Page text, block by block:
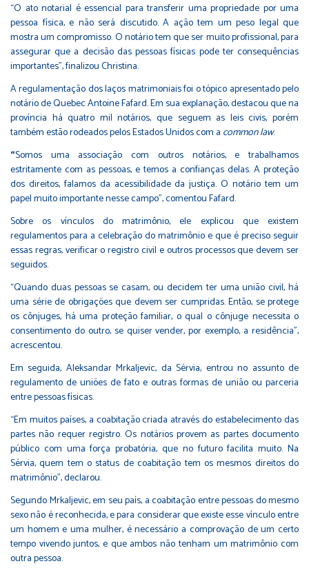
“O ato notarial é essencial para transferir uma propriedade por uma
pessoa física, e não será discutido. A ação tem um peso legal que
mostra um compromisso. O notário tem que ser muito profissional, para
assegurar que a decisão das pessoas físicas pode ter consequências
importantes”, finalizou Christina.
A regulamentação dos laços matrimoniais foi o tópico apresentado pelo
notário de Quebec Antoine Fafard. Em sua explanação, destacou que na
província há quatro mil notários, que seguem as leis civis, porém
também estão rodeados pelos Estados Unidos com a common law.
“Somos uma associação com outros notários, e trabalhamos
estritamente com as pessoas, e temos a confianças delas. A proteção
dos direitos, falamos da acessibilidade da justiça. O notário tem um
papel muito importante nesse campo”, comentou Fafard.
Sobre os vínculos do matrimônio, ele explicou que existem
regulamentos para a celebração do matrimônio e que é preciso seguir
essas regras, verificar o registro civil e outros processos que devem ser
seguidos.
“Quando duas pessoas se casam, ou decidem ter uma união civil, há
uma série de obrigações que devem ser cumpridas. Então, se protege
os cônjuges, há uma proteção familiar, o qual o cônjuge necessita o
consentimento do outro, se quiser vender, por exemplo, a residência”,
acrescentou.
Em seguida, Aleksandar Mrkaljevic, da Sérvia, entrou no assunto de
regulamento de uniões de fato e outras formas de união ou parceria
entre pessoas físicas.
“Em muitos países, a coabitação criada através do estabelecimento das
partes não requer registro. Os notários provem as partes documento
público com uma força probatória, que no futuro facilita muito. Na
Sérvia, quem tem o status de coabitação tem os mesmos direitos do
matrimônio”, declarou.
Segundo Mrkaljevic, em seu país, a coabitação entre pessoas do mesmo
sexo não é reconhecida, e para considerar que existe esse vínculo entre
um homem e uma mulher, é necessário a comprovação de um certo
tempo vivendo juntos, e que ambos não tenham um matrimônio com
outra pessoa.